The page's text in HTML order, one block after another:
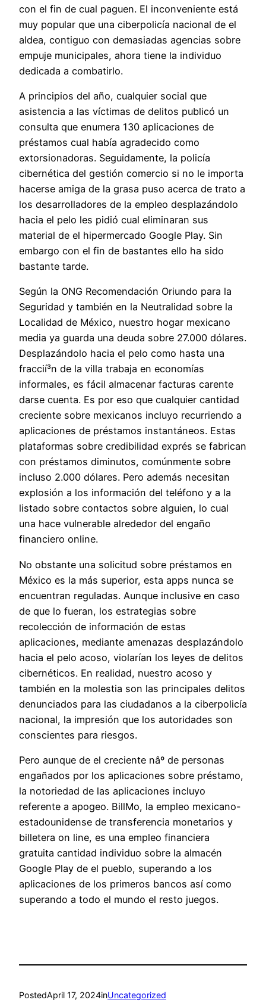
con el fin de cual paguen. El inconveniente está
muy popular que una ciberpolicía nacional de el
aldea, contiguo con demasiadas agencias sobre
empuje municipales, ahora tiene la individuo
dedicada a combatirlo.
A principios del año, cualquier social que
asistencia a las víctimas de delitos publicó un
consulta que enumera 130 aplicaciones de
préstamos cual había agradecido como
extorsionadoras. Seguidamente, la policía
cibernética del gestión comercio si no le importa
hacerse amiga de la grasa puso acerca de trato a
los desarrolladores de la empleo desplazándolo
hacia el pelo les pidió cual eliminaran sus
material de el hipermercado Google Play. Sin
embargo con el fin de bastantes ello ha sido
bastante tarde.
Según la ONG Recomendación Oriundo para la
Seguridad y también en la Neutralidad sobre la
Localidad de México, nuestro hogar mexicano
media ya guarda una deuda sobre 27.000 dólares.
Desplazándolo hacia el pelo como hasta una
fraccií³n de la villa trabaja en economías
informales, es fácil almacenar facturas carente
darse cuenta. Es por eso que cualquier cantidad
creciente sobre mexicanos incluyo recurriendo a
aplicaciones de préstamos instantáneos. Estas
plataformas sobre credibilidad exprés se fabrican
con préstamos diminutos, comúnmente sobre
incluso 2.000 dólares. Pero además necesitan
explosión a los información del teléfono y a la
listado sobre contactos sobre alguien, lo cual
una hace vulnerable alrededor del engaño
financiero online.
No obstante una solicitud sobre préstamos en
México es la más superior, esta apps nunca se
encuentran reguladas. Aunque inclusive en caso
de que lo fueran, los estrategias sobre
recolección de información de estas
aplicaciones, mediante amenazas desplazándolo
hacia el pelo acoso, violarían los leyes de delitos
cibernéticos. En realidad, nuestro acoso y
también en la molestia son las principales delitos
denunciados para las ciudadanos a la ciberpolicía
nacional, la impresión que los autoridades son
conscientes para riesgos.
Pero aunque de el creciente nâº de personas
engañados por los aplicaciones sobre préstamo,
la notoriedad de las aplicaciones incluyo
referente a apogeo. BillMo, la empleo mexicano-
estadounidense de transferencia monetarios y
billetera on line, es una empleo financiera
gratuita cantidad individuo sobre la almacén
Google Play de el pueblo, superando a los
aplicaciones de los primeros bancos así­ como
superando a todo el mundo el resto juegos.
PostedApril 17, 2024inUncategorized